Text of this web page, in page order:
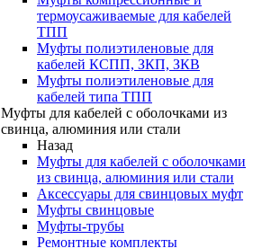
термоусаживаемые для кабелей
ТПП
Муфты полиэтиленовые для
кабелей КСПП, ЗКП, ЗКВ
Муфты полиэтиленовые для
кабелей типа ТПП
Муфты для кабелей с оболочками из
свинца, алюминия или стали
Назад
Муфты для кабелей с оболочками
из свинца, алюминия или стали
Аксессуары для свинцовых муфт
Муфты свинцовые
Муфты-трубы
Ремонтные комплекты